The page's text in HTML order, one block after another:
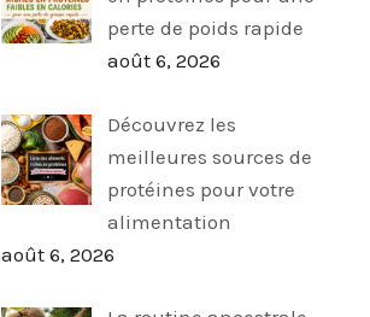
perte de poids rapide
août 6, 2026
Découvrez les
meilleures sources de
protéines pour votre
alimentation
août 6, 2026